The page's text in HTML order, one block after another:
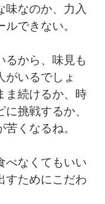
味なのか、力入
できない。
るから、味見も
いるでしょ
ま続けるか、時
挑戦するか、
くなるね。
べなくてもいい
すためにこだわ